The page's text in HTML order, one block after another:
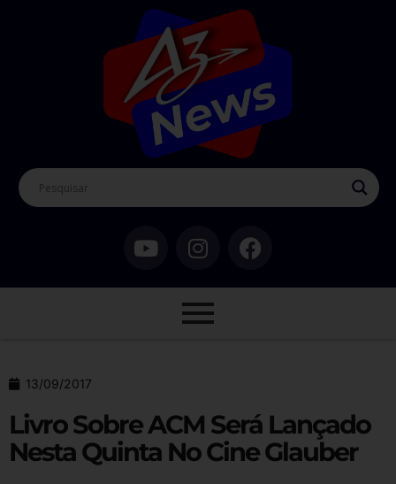
13/09/2017
Livro Sobre ACM Será Lançado
Nesta Quinta No Cine Glauber